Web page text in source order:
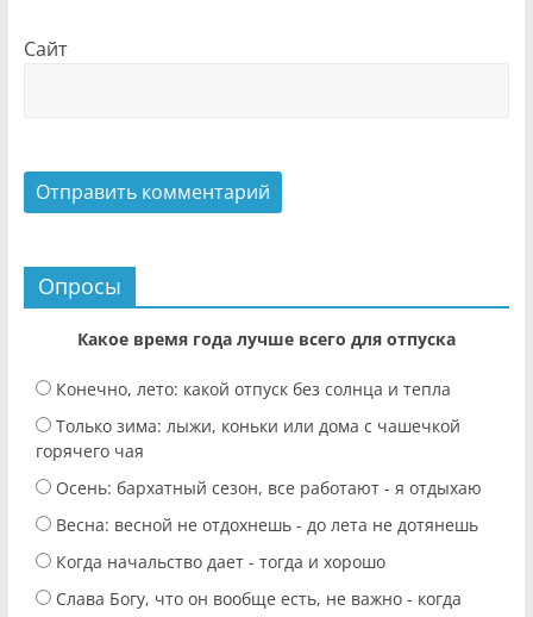
Сайт
Опросы
Какое время года лучше всего для отпуска
Конечно, лето: какой отпуск без солнца и тепла
Только зима: лыжи, коньки или дома с чашечкой
горячего чая
Осень: бархатный сезон, все работают - я отдыхаю
Весна: весной не отдохнешь - до лета не дотянешь
Когда начальство дает - тогда и хорошо
Слава Богу, что он вообще есть, не важно - когда